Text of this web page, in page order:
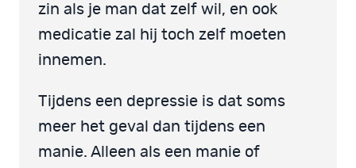
zin als je man dat zelf wil, en ook
medicatie zal hij toch zelf moeten
innemen.
Tijdens een depressie is dat soms
meer het geval dan tijdens een
manie. Alleen als een manie of